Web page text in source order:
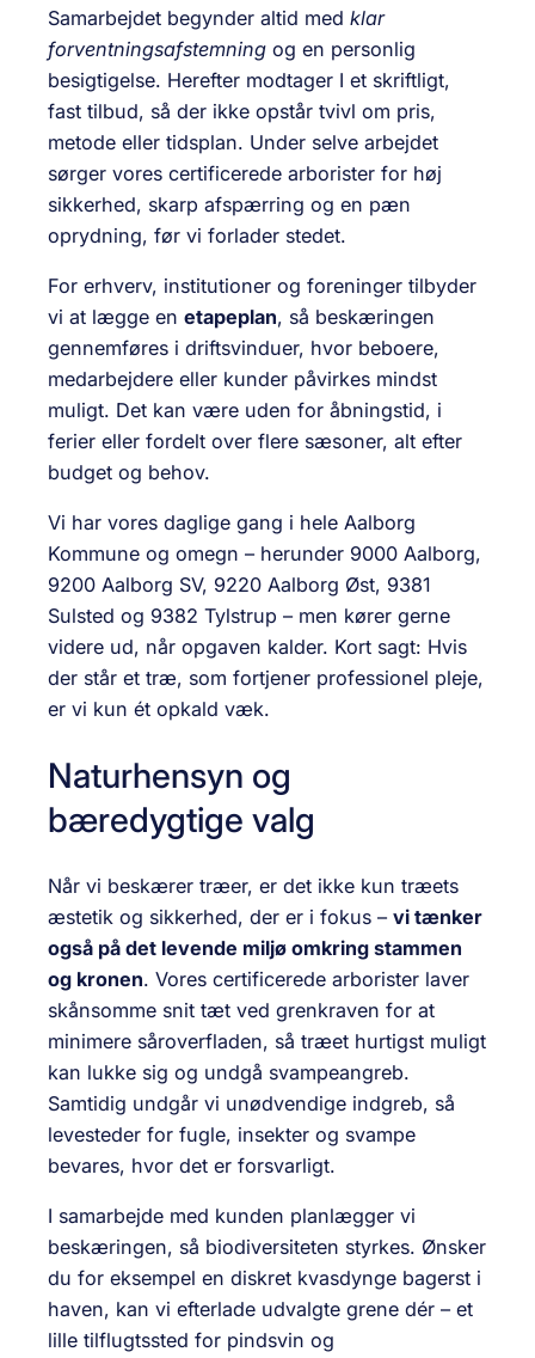
Samarbejdet begynder altid med klar
forventningsafstemning og en personlig
besigtigelse. Herefter modtager I et skriftligt,
fast tilbud, så der ikke opstår tvivl om pris,
metode eller tidsplan. Under selve arbejdet
sørger vores certificerede arborister for høj
sikkerhed, skarp afspærring og en pæn
oprydning, før vi forlader stedet.
For erhverv, institutioner og foreninger tilbyder
vi at lægge en etapeplan, så beskæringen
gennemføres i driftsvinduer, hvor beboere,
medarbejdere eller kunder påvirkes mindst
muligt. Det kan være uden for åbningstid, i
ferier eller fordelt over flere sæsoner, alt efter
budget og behov.
Vi har vores daglige gang i hele Aalborg
Kommune og omegn – herunder 9000 Aalborg,
9200 Aalborg SV, 9220 Aalborg Øst, 9381
Sulsted og 9382 Tylstrup – men kører gerne
videre ud, når opgaven kalder. Kort sagt: Hvis
der står et træ, som fortjener professionel pleje,
er vi kun ét opkald væk.
Naturhensyn og
bæredygtige valg
Når vi beskærer træer, er det ikke kun træets
æstetik og sikkerhed, der er i fokus – vi tænker
også på det levende miljø omkring stammen
og kronen. Vores certificerede arborister laver
skånsomme snit tæt ved grenkraven for at
minimere såroverfladen, så træet hurtigst muligt
kan lukke sig og undgå svampeangreb.
Samtidig undgår vi unødvendige indgreb, så
levesteder for fugle, insekter og svampe
bevares, hvor det er forsvarligt.
I samarbejde med kunden planlægger vi
beskæringen, så biodiversiteten styrkes. Ønsker
du for eksempel en diskret kvasdynge bagerst i
haven, kan vi efterlade udvalgte grene dér – et
lille tilflugtssted for pindsvin og